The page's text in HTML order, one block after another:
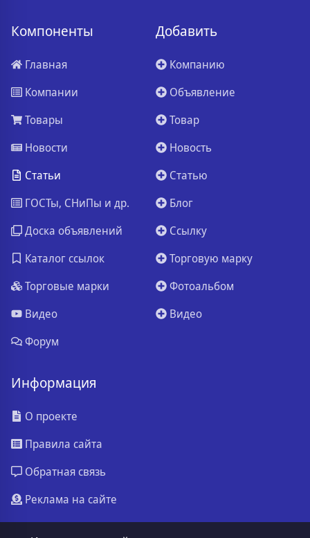
Компоненты
Главная
Компании
Товары
Новости
Статьи
ГОСТы, СНиПы и др.
Доска объявлений
Каталог ссылок
Торговые марки
Видео
Форум
Добавить
Компанию
Объявление
Товар
Новость
Статью
Блог
Ссылку
Торговую марку
Фотоальбом
Видео
Информация
О проекте
Правила сайта
Обратная связь
Реклама на сайте